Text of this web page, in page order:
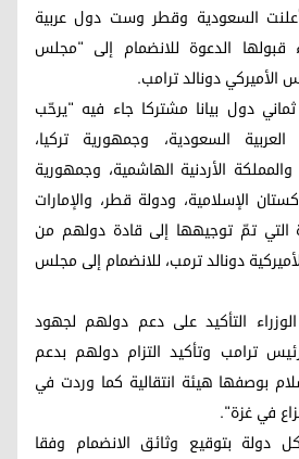
(كوردستان 24)- أعلنت السعودية وقطر وست دول عربية
قبولها الدعوة للانضمام إلى "مجلس
الأميركي دونالد ترامب.
دول بيانا مشتركا جاء فيه "يرحّب
السعودية، وجمهورية تركيا،
الأردنية الهاشمية، وجمهورية
الإسلامية، ودولة قطر، والإمارات
التي تمّ توجيهها إلى قادة دولهم من
دونالد ترمب، للانضمام إلى مجلس
التأكيد على دعم دولهم لجهود
ترامب وتأكيد التزام دولهم بدعم
بوصفها هيئة انتقالية كما وردت في
في غزة".
بتوقيع وثائق الانضمام وفقا